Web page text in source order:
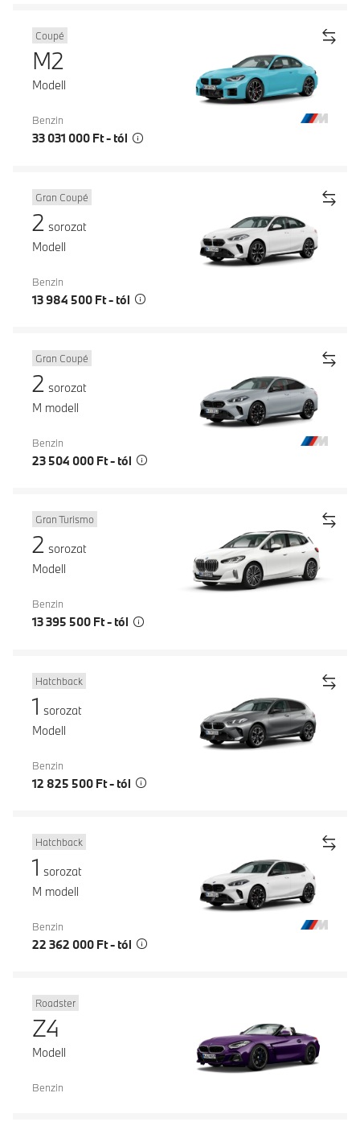
Coupé
M2
Modell
Benzin
33 031 000 Ft - tól
Gran Coupé
2 sorozat
Modell
Benzin
13 984 500 Ft - tól
Gran Coupé
2 sorozat
M modell
Benzin
23 504 000 Ft - tól
Gran Turismo
2 sorozat
Modell
Benzin
13 395 500 Ft - tól
Hatchback
1 sorozat
Modell
Benzin
12 825 500 Ft - tól
Hatchback
1 sorozat
M modell
Benzin
22 362 000 Ft - tól
Roadster
Z4
Modell
Benzin